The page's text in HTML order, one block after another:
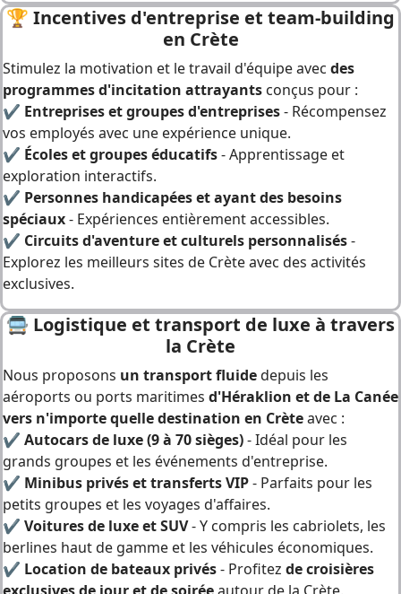
🏆 Incentives d'entreprise et team-building
en Crète
Stimulez la motivation et le travail d'équipe avec des
programmes d'incitation attrayants conçus pour :
✔ Entreprises et groupes d'entreprises- Récompensez
vos employés avec une expérience unique.
✔ Écoles et groupes éducatifs- Apprentissage et
exploration interactifs.
✔ Personnes handicapées et ayant des besoins
spéciaux- Expériences entièrement accessibles.
✔ Circuits d'aventure et culturels personnalisés-
Explorez les meilleurs sites de Crète avec des activités
exclusives.
🚍 Logistique et transport de luxe à travers
la Crète
Nous proposons un transport fluidedepuis les
aéroports ou ports maritimes d'Héraklion et de La Canée
vers n'importe quelle destination en Crèteavec :
✔ Autocars de luxe (9 à 70 sièges)- Idéal pour les
grands groupes et les événements d'entreprise.
✔ Minibus privés et transferts VIP- Parfaits pour les
petits groupes et les voyages d'affaires.
✔ Voitures de luxe et SUV- Y compris les cabriolets, les
berlines haut de gamme et les véhicules économiques.
✔ Location de bateaux privés- Profitez de croisières